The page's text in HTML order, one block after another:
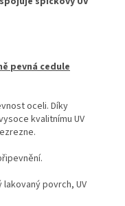
pevná cedule
oceli. Díky
kvalitnímu UV
povrch, UV